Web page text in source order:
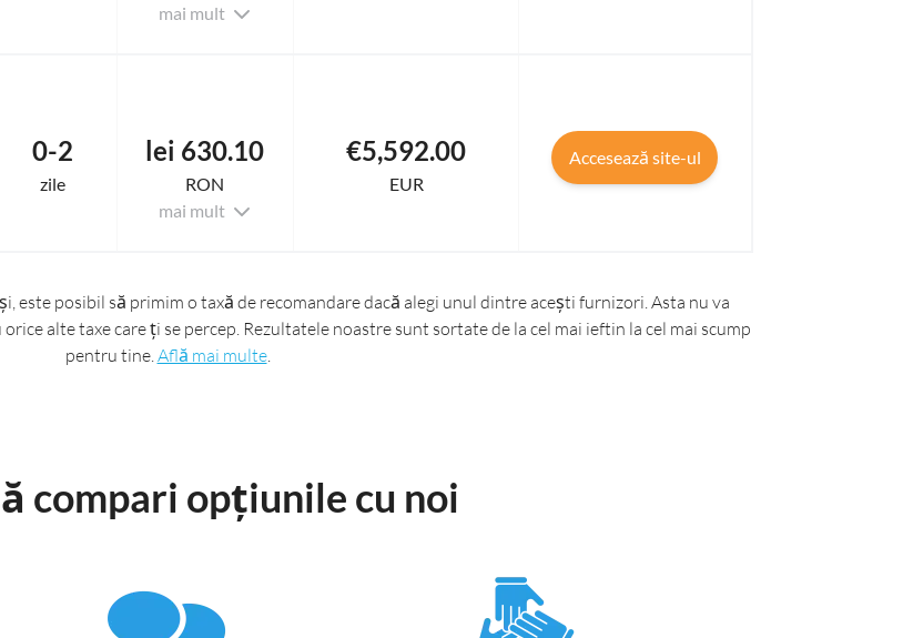
mai mult
0-2
zile
lei 630.10
RON
mai mult
€5,592.00
EUR
Accesează site-ul
este posibil să primim o taxă de recomandare dacă alegi unul dintre acești furnizori. Asta nu va
alte taxe care ți se percep. Rezultatele noastre sunt sortate de la cel mai ieftin la cel mai scump
pentru tine. Află mai multe.
compari opțiunile cu noi